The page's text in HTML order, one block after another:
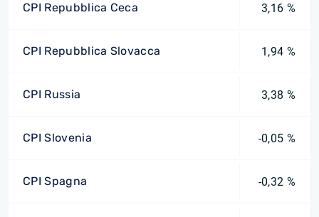
CPI Repubblica Ceca 3,16 %
CPI Repubblica Slovacca 1,94 %
CPI Russia 3,38 %
CPI Slovenia -0,05 %
CPI Spagna -0,32 %